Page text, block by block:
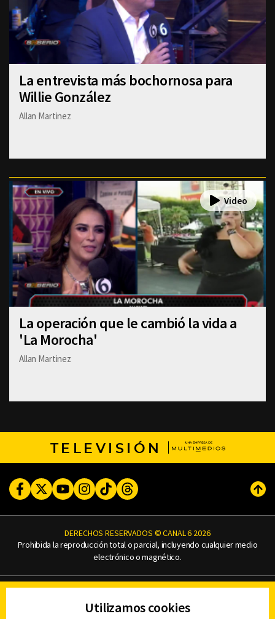
La entrevista más bochornosa para
Willie González
Allan Martinez
La operación que le cambió la vida a
'La Morocha'
Allan Martinez
TELEVISIÓN
FacebookTwitterYoutubeInstagram
TikTokThreads
DERECHOS RESERVADOS © CANAL 6 2026
Prohibida la reproducción total o parcial, incluyendo cualquier medio
electrónico o magnético.
AVISO DE PRIVACIDAD
AVISO LEGAL
Utilizamos cookies